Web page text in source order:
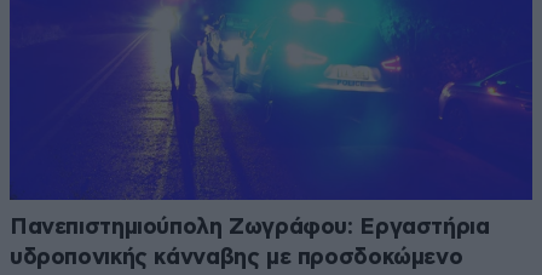
Πανεπιστημιούπολη Ζωγράφου: Εργαστήρια
υδροπονικής κάνναβης με προσδοκώμενο